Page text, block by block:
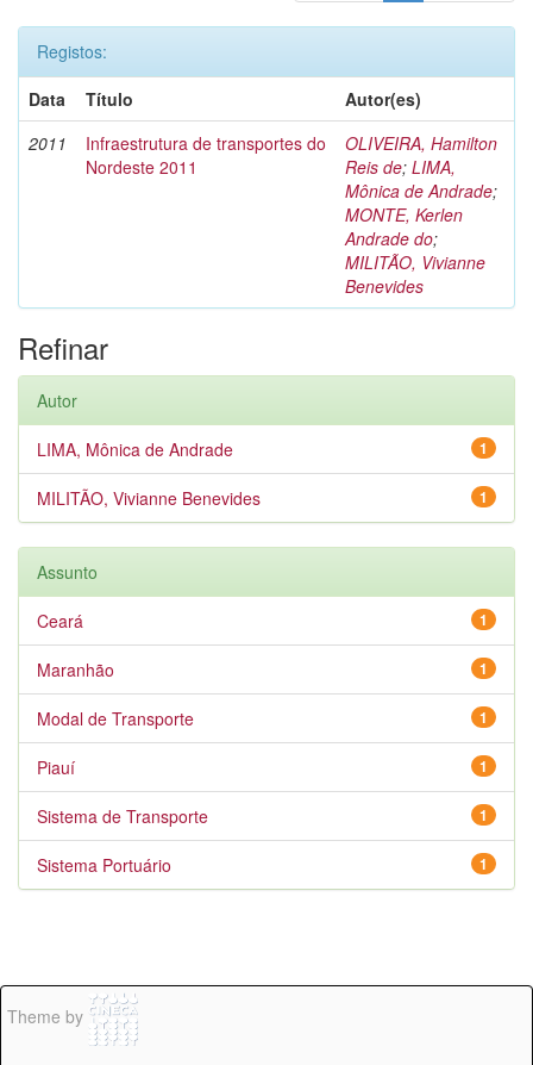
Registos:
Data
Título
Autor(es)
2011
Infraestrutura de transportes do
Nordeste 2011
OLIVEIRA, Hamilton
Reis de; LIMA,
Mônica de Andrade;
MONTE, Kerlen
Andrade do;
MILITÃO, Vivianne
Benevides
Refinar
Autor
1
LIMA, Mônica de Andrade
1
MILITÃO, Vivianne Benevides
Assunto
1
Ceará
1
Maranhão
1
Modal de Transporte
1
Piauí
1
Sistema de Transporte
1
Sistema Portuário
Theme by